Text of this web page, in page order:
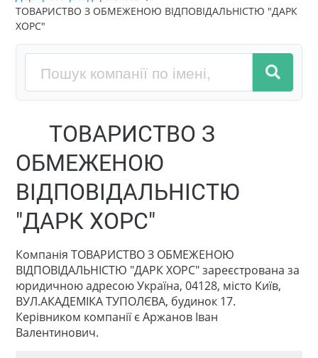
ТОВАРИСТВО З ОБМЕЖЕНОЮ ВІДПОВІДАЛЬНІСТЮ "ДАРК
ХОРС"
ТОВАРИСТВО З
ОБМЕЖЕНОЮ
ВІДПОВІДАЛЬНІСТЮ
"ДАРК ХОРС"
Компанія ТОВАРИСТВО З ОБМЕЖЕНОЮ
ВІДПОВІДАЛЬНІСТЮ "ДАРК ХОРС" зареєстрована за
юридичною адресою Україна, 04128, місто Київ,
ВУЛ.АКАДЕМІКА ТУПОЛЄВА, будинок 17.
Керівником компанії є Аржанов Іван
Валентинович.